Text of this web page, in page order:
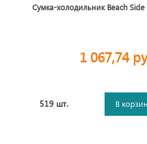
Сумка-холодильник Beach
1 067,74
519 шт. В